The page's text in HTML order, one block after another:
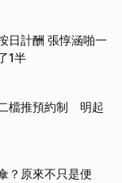
日計酬 張惇涵啪一
1半
檔推預約制 明起
？原來不只是便